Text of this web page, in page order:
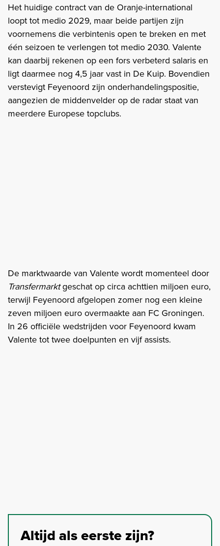
Het huidige contract van de Oranje-international
loopt tot medio 2029, maar beide partijen zijn
voornemens die verbintenis open te breken en met
één seizoen te verlengen tot medio 2030. Valente
kan daarbij rekenen op een fors verbeterd salaris en
ligt daarmee nog 4,5 jaar vast in De Kuip. Bovendien
verstevigt Feyenoord zijn onderhandelingspositie,
aangezien de middenvelder op de radar staat van
meerdere Europese topclubs.
De marktwaarde van Valente wordt momenteel door
Transfermarktgeschat op circa achttien miljoen euro,
terwijl Feyenoord afgelopen zomer nog een kleine
zeven miljoen euro overmaakte aan FC Groningen.
In 26 officiële wedstrijden voor Feyenoord kwam
Valente tot twee doelpunten en vijf assists.
Altijd als eerste zijn?